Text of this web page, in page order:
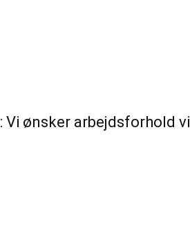
ønsker arbejdsforhold vi